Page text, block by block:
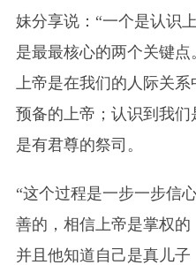
妹分享说：“一个是认识
是最最核心的两个关键
上帝是在我们的人际关
预备的上帝；认识到我们
是有君尊的祭司。
“这个过程是一步一步信
善的，相信上帝是掌权的
并且他知道自己是真儿